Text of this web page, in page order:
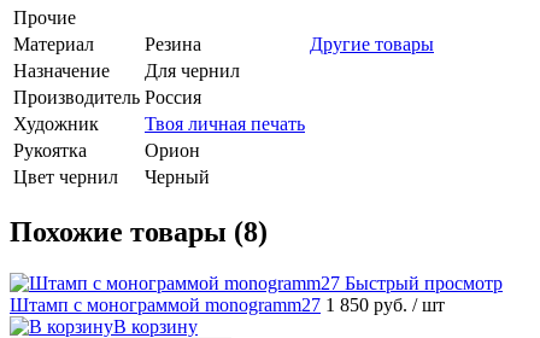
Прочие
Материал
Резина
Другие товары
Назначение
Для чернил
Производитель Россия
Художник
Твоя личная печать
Рукоятка
Орион
Цвет чернил
Черный
Похожие товары (8)
Быстрый просмотр
Штамп с монограммой monogramm27 1 850 руб. / шт
В корзину